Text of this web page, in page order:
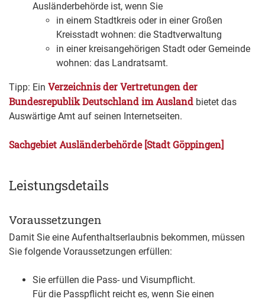
Ausländerbehörde ist, wenn Sie
in einem Stadtkreis oder in einer Großen
Kreisstadt wohnen: die Stadtverwaltung
in einer kreisangehörigen Stadt oder Gemeinde
wohnen: das Landratsamt.
Tipp: Ein Verzeichnis der Vertretungen der
Bundesrepublik Deutschland im Ausland bietet das
Auswärtige Amt auf seinen Internetseiten.
Sachgebiet Ausländerbehörde [Stadt Göppingen]
Leistungsdetails
Voraussetzungen
Damit Sie eine Aufenthaltserlaubnis bekommen, müssen
Sie folgende Voraussetzungen erfüllen:
Sie erfüllen die Pass- und Visumpflicht.
Für die Passpflicht reicht es, wenn Sie einen